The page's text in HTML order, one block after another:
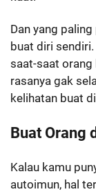
Dan yang
buat diri
saat-saat orang
rasanya gak
kelihatan buat
Buat Orang
Kalau kamu
autoimun, hal